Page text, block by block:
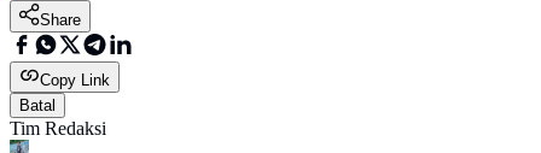
Share
Copy Link
Batal
Tim Redaksi